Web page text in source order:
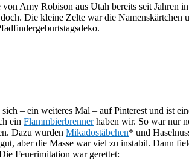
von Amy Robison aus Utah bereits seit
Die kleine Zelte war die
– ein weiteres Mal – auf Pinterest und ist
ein Flammbierbrennerhaben wir. So war nur
Dazu wurden Mikadostäbchen* und
aber die Masse war viel zu instabil. Dann
Feuerimitation war gerettet: